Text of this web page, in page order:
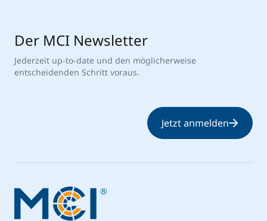
Der MCI Newsletter
Jederzeit up-to-date und den möglicherweise
entscheidenden Schritt voraus.
Jetzt anmelden